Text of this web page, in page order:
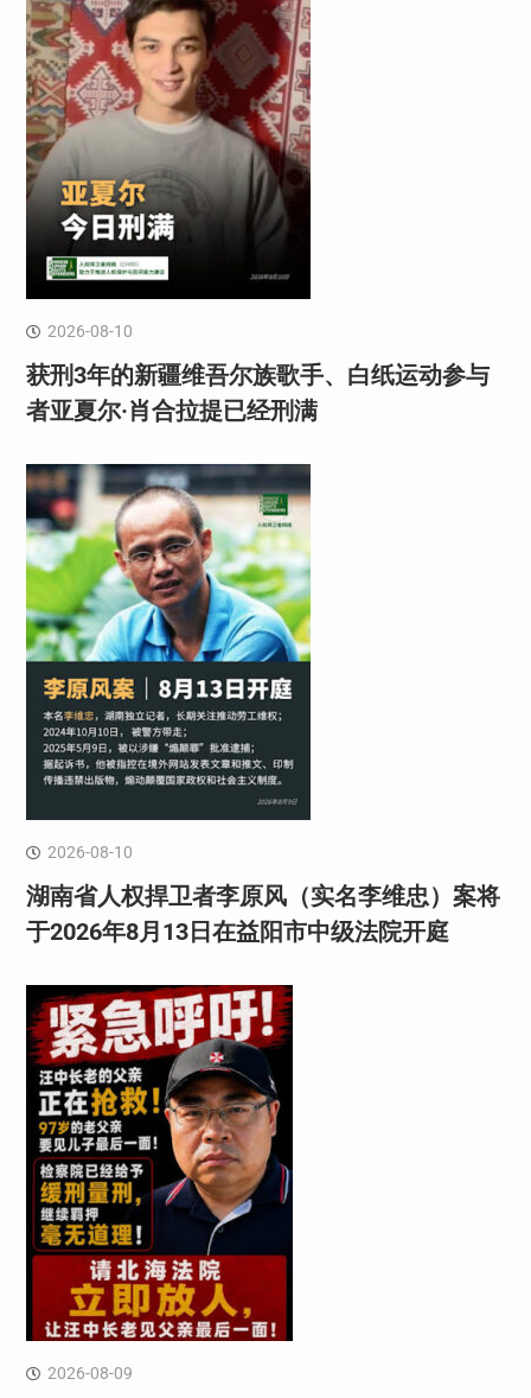
2026-08-10
获刑3年的新疆维吾尔族歌手、白纸运动参与
者亚夏尔·肖合拉提已经刑满
2026-08-10
湖南省人权捍卫者李原风（实名李维忠）案将
于2026年8月13日在益阳市中级法院开庭
2026-08-09